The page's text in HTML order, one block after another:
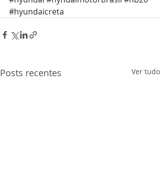
#hyundaicreta
Posts recentes Ver tudo